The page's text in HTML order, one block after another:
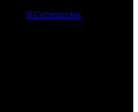
0 Comentarios